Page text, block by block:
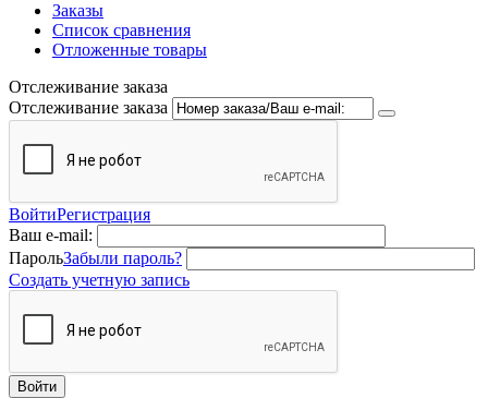
Заказы
Список сравнения
Отложенные товары
Отслеживание заказа
Отслеживание заказа
ВойтиРегистрация
Ваш e-mail:
ПарольЗабыли пароль?
Создать учетную запись
Войти